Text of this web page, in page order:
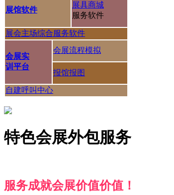
展馆软件
展具商城
服务软件
展会主场综合服务软件
会展实
训平台
会展流程模拟
报馆报图
自建呼叫中心
特色会展外包服务
服务成就会展价值价值！